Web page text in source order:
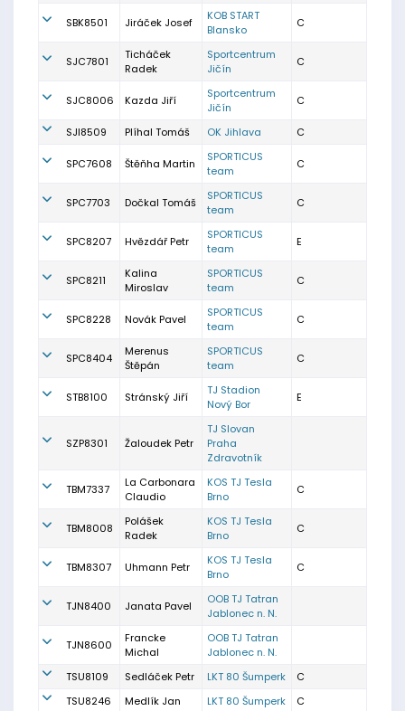
SBK8501 Jiráček Josef
KOB START
Blansko
C
SJC7801
Ticháček
Radek
Sportcentrum
Jičín
C
SJC8006 Kazda Jiří
Sportcentrum
Jičín
C
SJI8509 Plíhal Tomáš OK Jihlava C
SPC7608 Štěňha Martin
SPORTICUS
team
C
SPC7703 Dočkal Tomáš
SPORTICUS
team
C
SPC8207 Hvězdář Petr
SPORTICUS
team
E
SPC8211
Kalina
Miroslav
SPORTICUS
team
C
SPC8228 Novák Pavel
SPORTICUS
team
C
SPC8404
Merenus
Štěpán
SPORTICUS
team
C
STB8100 Stránský Jiří
TJ Stadion
Nový Bor
E
SZP8301 Žaloudek Petr
TJ Slovan
Praha
Zdravotník
TBM7337
La Carbonara
Claudio
KOS TJ Tesla
Brno
C
TBM8008
Polášek
Radek
KOS TJ Tesla
Brno
C
TBM8307 Uhmann Petr
KOS TJ Tesla
Brno
C
TJN8400 Janata Pavel
OOB TJ Tatran
Jablonec n. N.
TJN8600
Francke
Michal
OOB TJ Tatran
Jablonec n. N.
TSU8109
Sedláček Petr LKT 80 Šumperk
C
TSU8246
Medlík Jan LKT 80 Šumperk C